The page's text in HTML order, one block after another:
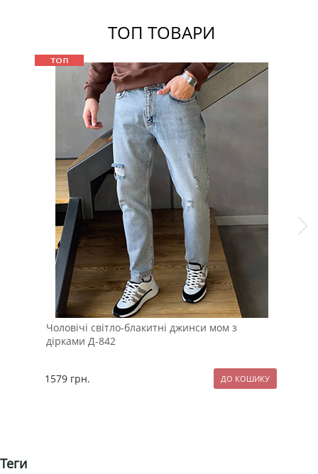
ТОП ТОВАРИ
Чоловічі світло-блакитні джинси мом з
дірками Д-842
1579 грн.
Теги